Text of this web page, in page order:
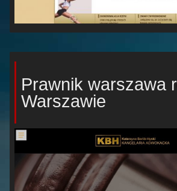
Prawnik warszawa
Warszawie